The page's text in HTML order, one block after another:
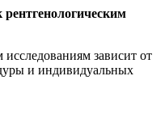
зависит от
и индивидуальных